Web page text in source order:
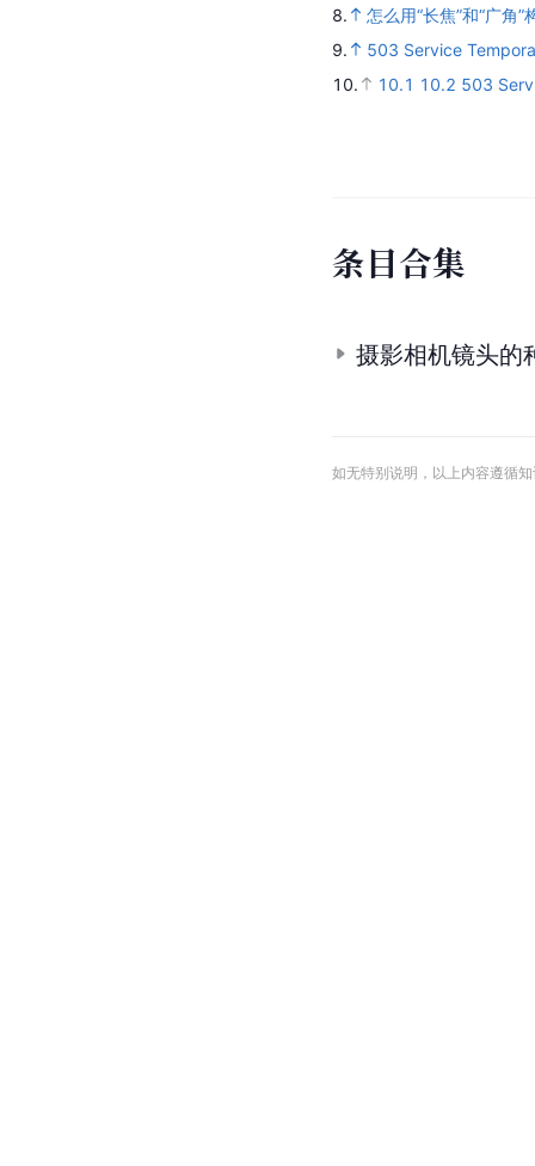
8.
怎么用“长焦”和“广角
9.
503 Service
10.
10.1 10.2 503
条目合集
摄影相机镜头的
如无特别说明，以上内容遵循